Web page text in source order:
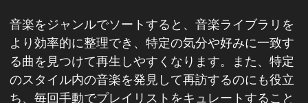
音楽をジャンルでソートすると、音楽ライブラリを
より効率的に整理でき、特定の気分や好みに一致す
る曲を見つけて再生しやすくなります。また、特定
のスタイル内の音楽を発見して再訪するのにも役立
ち、毎回手動でプレイリストをキュレートすること